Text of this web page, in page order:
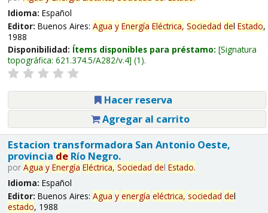
Idioma: Español
Editor: Buenos Aires: Agua y Energía Eléctrica, Sociedad del Estado,
1988
Disponibilidad: Ítems disponibles para préstamo: Signatura
topográfica: 621.374.5/A282/v.4 (1).
Hacer reserva
Agregar al carrito
Estacion transformadora San Antonio Oeste,
provincia deRío Negro.
por Agua y Energía Eléctrica, Sociedad del Estado.
Idioma: Español
Editor: Buenos Aires: Agua y energía eléctrica, sociedad del
estado, 1988